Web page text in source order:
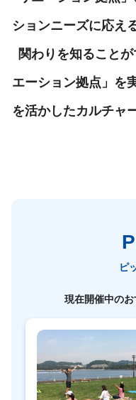
ションニーズに応え
関わりを知ること
エーション拠点」を
を活かしたカルチャ
ピ
現在開催中のお